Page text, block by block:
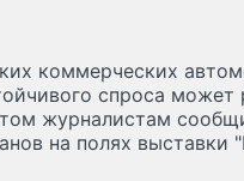
коммерческих
спроса может
журналистам
на полях выставки